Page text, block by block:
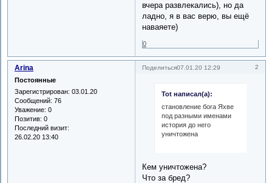
вчера развлекались), но да
ладно, я в вас верю, вы ещё
наваяете)
0
Поделиться 2
07.01.20 12:29
Arina
Постоянные
Зарегистрирован: 03.01.20
Сообщений: 76
Уважение: 0
Позитив: 0
Последний визит:
26.02.20 13:40
Tot написал(а):
становление бога Яхве
под разными именами
история до него
уничтожена
Кем уничтожена?
Что за бред?